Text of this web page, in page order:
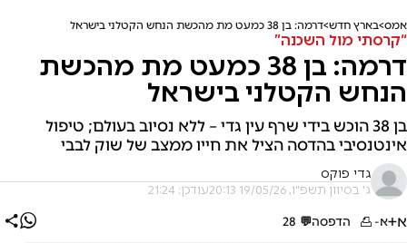
אמס בארץ חדש דרמה: בן 38 כמעט מת מהכשת הנחש הקטלני בישראל
“קרסתי מול השכנה”
דרמה: בן 38 כמעט מת מהכשת
הנחש הקטלני בישראל
בן 38 הוכש בידי שרף עין גדי – ללא נסיוב בעולם; טיפול
אינטנסיבי בהדסה הציל את חייו ממצב של שוק לבבי
גדי פוקס
ג' בסיוון תשפ"ו, 19/05/26 20:13 עודכן: 21:24
א+א- הדפסה💬
28